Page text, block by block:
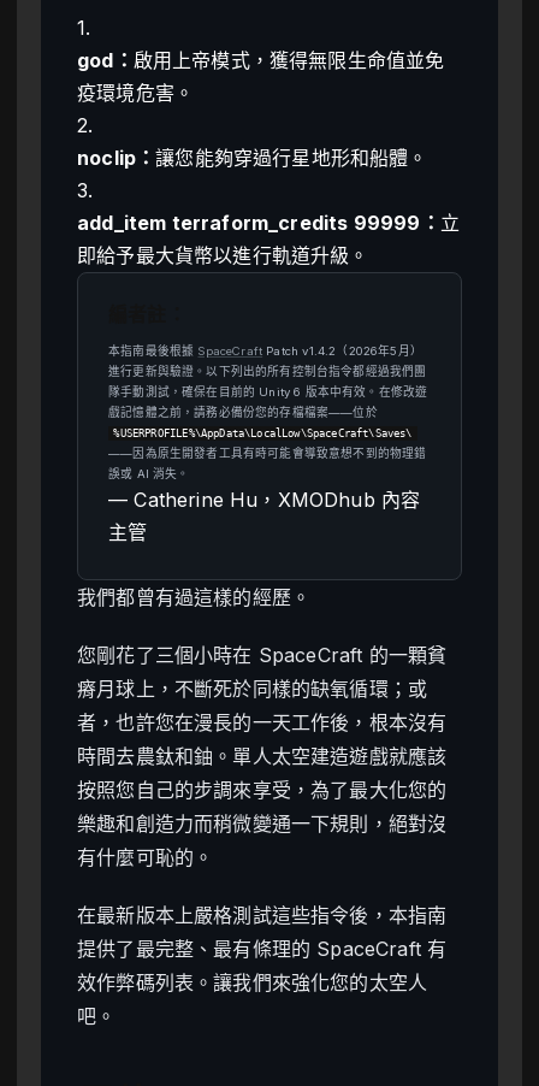
1.
god： 啟用上帝模式，獲得無限生命值並免
疫環境危害。
2.
noclip：讓您能夠穿過行星地形和船體。
3.
add_item terraform_credits 99999： 立
即給予最大貨幣以進行軌道升級。
本指南最後根據 SpaceCraft Patch v1.4.2（2026年5月）
進行更新與驗證。以下列出的所有控制台指令都經過我們團
隊手動測試，確保在目前的 Unity 6 版本中有效。在修改遊
戲記憶體之前，請務必備份您的存檔檔案——位於
%USERPROFILE%\AppData\LocalLow\SpaceCraft\Saves\
——因為原生開發者工具有時可能會導致意想不到的物理錯
誤或 AI 消失。
— Catherine Hu，XMODhub 內容
主管
我們都曾有過這樣的經歷。
您剛花了三個小時在 SpaceCraft 的一顆貧
瘠月球上，不斷死於同樣的缺氧循環；或
者，也許您在漫長的一天工作後，根本沒有
時間去農鈦和鈾。單人太空建造遊戲就應該
按照您自己的步調來享受，為了最大化您的
樂趣和創造力而稍微變通一下規則，絕對沒
有什麼可恥的。
在最新版本上嚴格測試這些指令後，本指南
提供了最完整、最有條理的 SpaceCraft 有
效作弊碼列表。讓我們來強化您的太空人
吧。